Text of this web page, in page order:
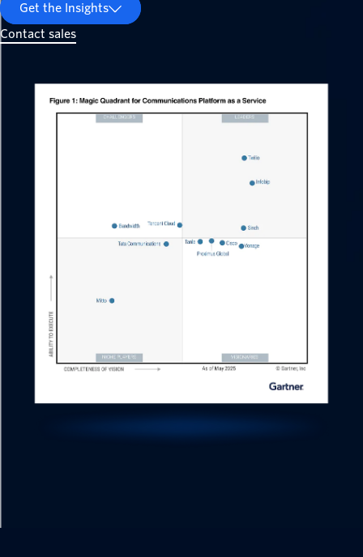
Get the Insights
Contact sales